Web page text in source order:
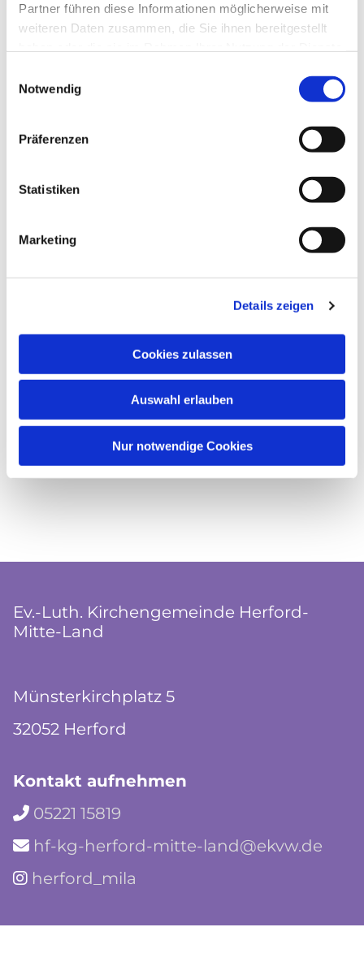
Partner führen diese Informationen möglicherweise mit
weiteren Daten zusammen, die Sie ihnen bereitgestellt
Notwendig
Präferenzen
Statistiken
Marketing
Details zeigen
Cookies zulassen
Auswahl erlauben
Nur notwendige Cookies
Dies könnte Sie auch
Ev.-Luth. Kirchengemeinde Herford-
Mitte-Land
Münsterkirchplatz 5
32052 Herford
Kontakt aufnehmen
 05221 15819
 hf-kg-herford-mitte-land@ekvw.de
 herford_mila